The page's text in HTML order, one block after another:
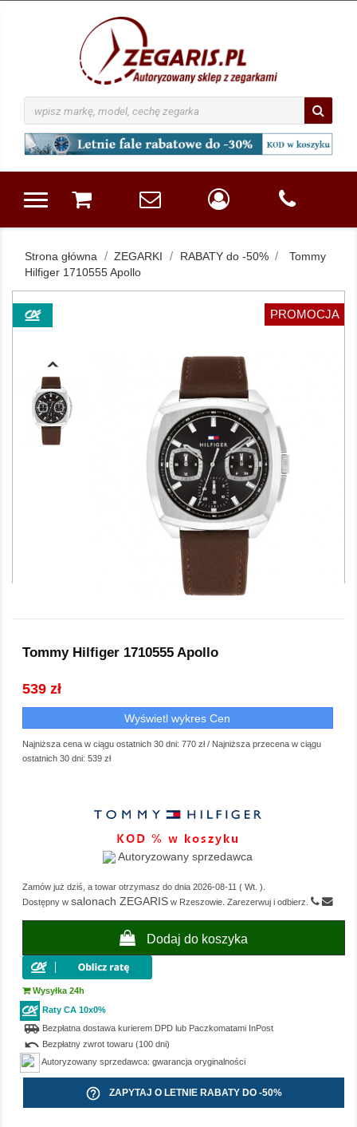
Strona główna ZEGARKI RABATY do -50%
Tommy
Hilfiger 1710555 Apollo
PROMOCJA
Tommy Hilfiger 1710555 Apollo
539 zł
Wyświetl wykres Cen
Najniższa cena w ciągu ostatnich 30 dni: 770 zł/ Najniższa przecena w ciągu
ostatnich 30 dni: 539 zł
Autoryzowany sprzedawca
Zamów już dziś, a towar otrzymasz do dnia 2026-08-11 (Wt. ).
Dostępny w salonach ZEGARISw Rzeszowie. Zarezerwuj i odbierz.
Dodaj do koszyka
Wysyłka 24h
Raty CA 10x0%
airport_shuttleBezpłatna dostawa kurierem DPD lub Paczkomatami InPost
undo Bezpłatny zwrot towaru (100 dni)
Autoryzowany sprzedawca: gwarancja oryginalności
help_outline ZAPYTAJ O LETNIE RABATY DO -50%